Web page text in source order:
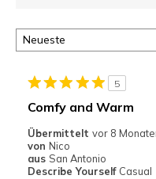
5
Comfy and Warm
Übermittelt vor 8
von Nico
aus San Antonio
Describe Yourself Casual